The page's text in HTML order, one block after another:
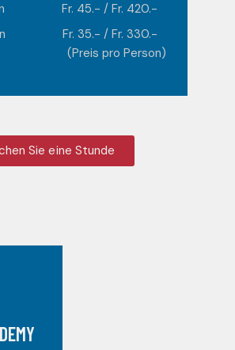
Fr. 45.- / Fr. 420.-
Fr. 35.- / Fr. 330.-
(Preis pro Person)
Sie eine Stunde